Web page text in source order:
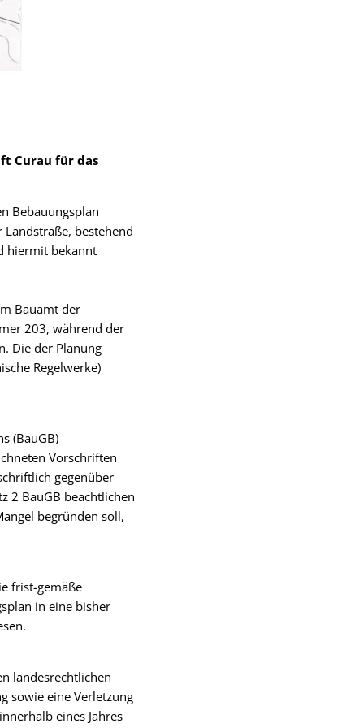
Curau für das
Bebauungsplan
bestehend
hiermit bekannt
Bauamt der
203, während der
Die der Planung
Regelwerke)
(BauGB)
Vorschriften
gegenüber
2 BauGB beachtlichen
begründen soll,
frist-gemäße
in eine bisher
landesrechtlichen
sowie eine Verletzung
eines Jahres